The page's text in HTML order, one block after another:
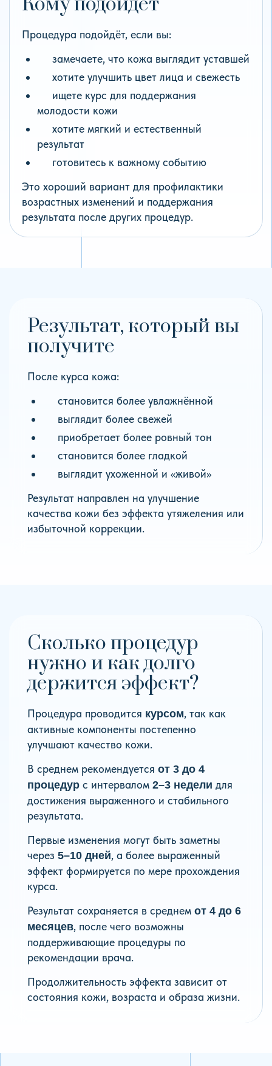
Процедура подойдёт, если вы:
замечаете, что кожа выглядит уставшей
хотите улучшить цвет лица и свежесть
ищете курс для поддержания
молодости кожи
хотите мягкий и естественный
результат
готовитесь к важному событию
Это хороший вариант для профилактики
возрастных изменений и поддержания
результата после других процедур.
Результат, который вы
получите
После курса кожа:
становится более увлажнённой
выглядит более свежей
приобретает более ровный тон
становится более гладкой
выглядит ухоженной и «живой»
Результат направлен на улучшение
качества кожи без эффекта утяжеления или
избыточной коррекции.
Сколько процедур
нужно и как долго
держится эффект?
Процедура проводится курсом, так как
активные компоненты постепенно
улучшают качество кожи.
В среднем рекомендуется от 3 до 4
процедур с интервалом 2–3 недели для
достижения выраженного и стабильного
результата.
Первые изменения могут быть заметны
через 5–10 дней, а более выраженный
эффект формируется по мере прохождения
курса.
Результат сохраняется в среднем от 4 до 6
месяцев, после чего возможны
поддерживающие процедуры по
рекомендации врача.
Продолжительность эффекта зависит от
состояния кожи, возраста и образа жизни.